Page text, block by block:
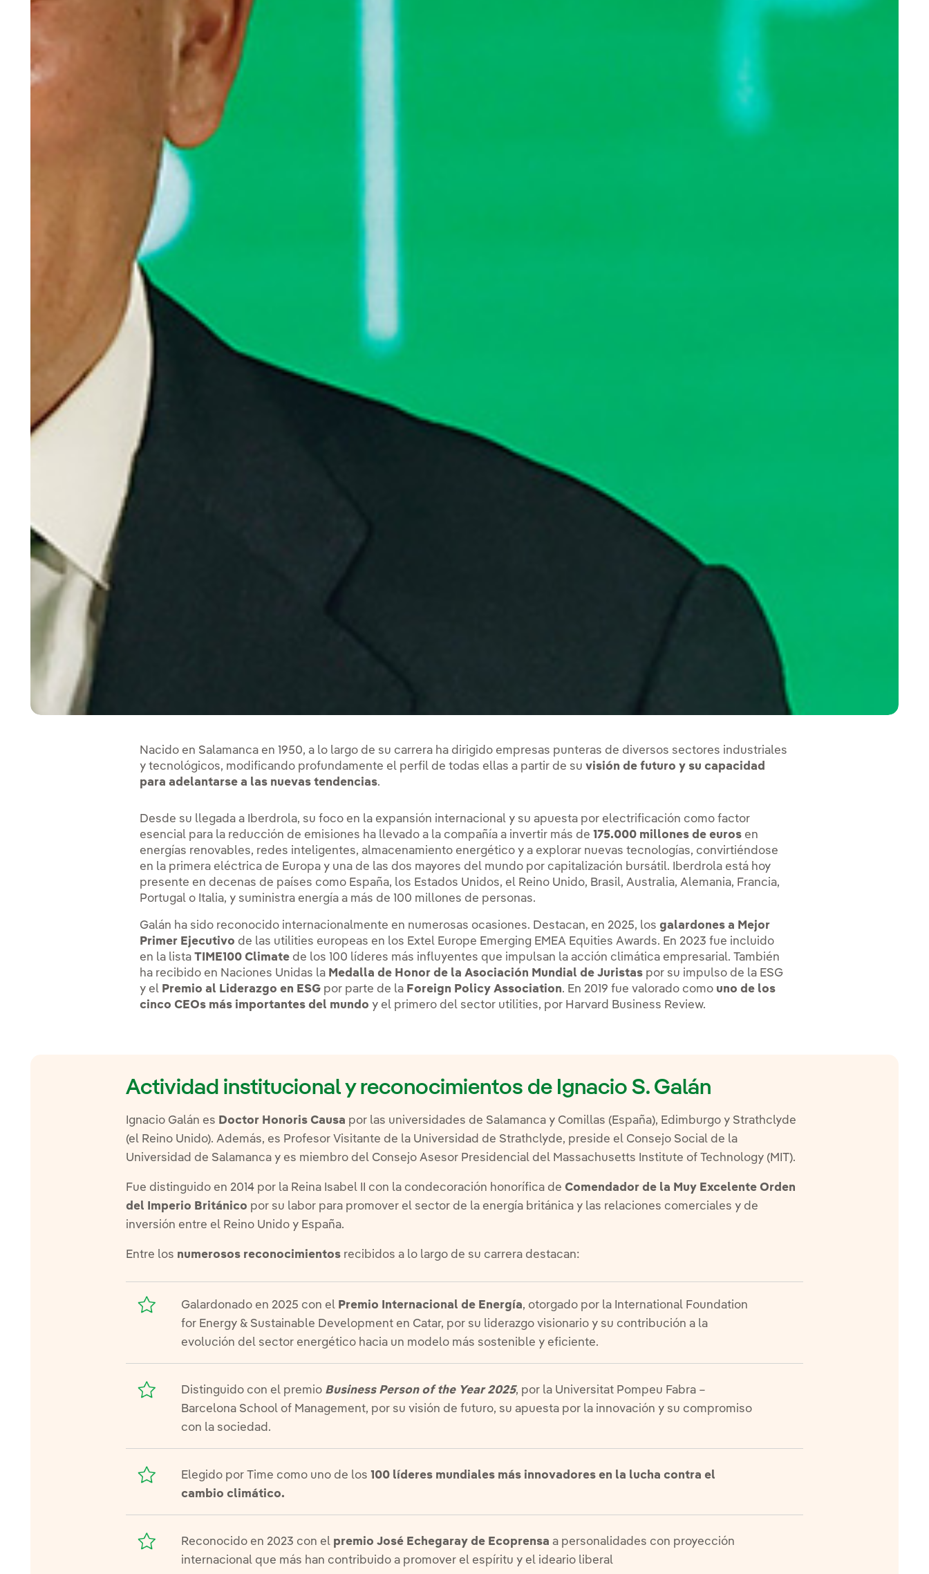
Nacido en Salamanca en 1950, a lo largo de su carrera ha dirigido empresas punteras de diversos sectores industriales
y tecnológicos, modificando profundamente el perfil de todas ellas a partir de su visión de futuro y su capacidad
para adelantarse a las nuevas tendencias.
Desde su llegada a Iberdrola, su foco en la expansión internacional y su apuesta por electrificación como factor
esencial para la reducción de emisiones ha llevado a la compañía a invertir más de 175.000 millones de euros en
energías renovables, redes inteligentes, almacenamiento energético y a explorar nuevas tecnologías, convirtiéndose
en la primera eléctrica de Europa y una de las dos mayores del mundo por capitalización bursátil. Iberdrola está hoy
presente en decenas de países como España, los Estados Unidos, el Reino Unido, Brasil, Australia, Alemania, Francia,
Portugal o Italia, y suministra energía a más de 100 millones de personas.
Galán ha sido reconocido internacionalmente en numerosas ocasiones. Destacan, en 2025, los galardones a Mejor
Primer Ejecutivo de las utilities europeas en los Extel Europe Emerging EMEA Equities Awards. En 2023 fue incluido
en la lista TIME100 Climate de los 100 líderes más influyentes que impulsan la acción climática empresarial. También
ha recibido en Naciones Unidas la Medalla de Honor de la Asociación Mundial de Juristas por su impulso de la ESG
y el Premio al Liderazgo en ESG por parte de la Foreign Policy Association. En 2019 fue valorado como uno de los
cinco CEOs más importantes del mundo y el primero del sector utilities, por Harvard Business Review.
Actividad institucional y reconocimientos de Ignacio S. Galán
Ignacio Galán es Doctor Honoris Causa por las universidades de Salamanca y Comillas (España), Edimburgo y Strathclyde
(el Reino Unido). Además, es Profesor Visitante de la Universidad de Strathclyde, preside el Consejo Social de la
Universidad de Salamanca y es miembro del Consejo Asesor Presidencial del Massachusetts Institute of Technology (MIT).
Fue distinguido en 2014 por la Reina Isabel II con la condecoración honorífica de Comendador de la Muy Excelente Orden
del Imperio Británico por su labor para promover el sector de la energía británica y las relaciones comerciales y de
inversión entre el Reino Unido y España.
Entre los numerosos reconocimientos recibidos a lo largo de su carrera destacan:
Galardonado en 2025 con el Premio Internacional de Energía, otorgado por la International Foundation
for Energy & Sustainable Development en Catar, por su liderazgo visionario y su contribución a la
evolución del sector energético hacia un modelo más sostenible y eficiente.
Distinguido con el premio Business Person of the Year 2025, por la Universitat Pompeu Fabra –
Barcelona School of Management, por su visión de futuro, su apuesta por la innovación y su compromiso
con la sociedad.
Elegido por Time como uno de los 100 líderes mundiales más innovadores en la lucha contra el
cambio climático.
Reconocido en 2023 con el premio José Echegaray de Ecoprensa a personalidades con proyección
internacional que más han contribuido a promover el espíritu y el ideario liberal